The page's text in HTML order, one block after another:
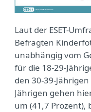
Laut der ESET-
Befragten
unabhängig vom
für die 18-29-
den 30-39-
Jährigen gehen
um (41,7 Prozent),